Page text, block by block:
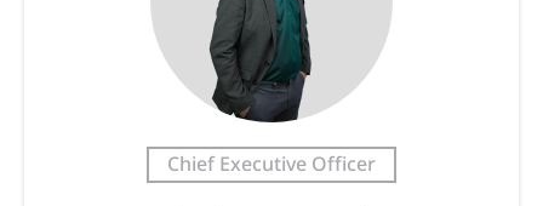
Chief Executive Officer